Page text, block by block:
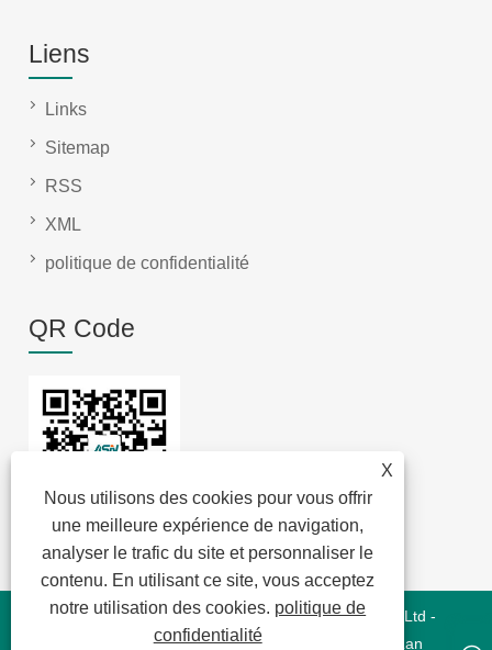
X
Nous utilisons des cookies pour vous offrir
une meilleure expérience de navigation,
analyser le trafic du site et personnaliser le
contenu. En utilisant ce site, vous acceptez
notre utilisation des cookies. politique de
confidentialité
Liens
Links
Sitemap
RSS
XML
politique de confidentialité
QR Code
Copyright © 2022 Jansum Electronics Dongguan Co., Ltd -
Modules magnétiques, New Energy Magnetics, Chip Lan